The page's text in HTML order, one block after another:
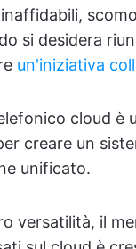
si desidera
un'iniziativa
cloud è
creare un
unificato.
versatilità, il